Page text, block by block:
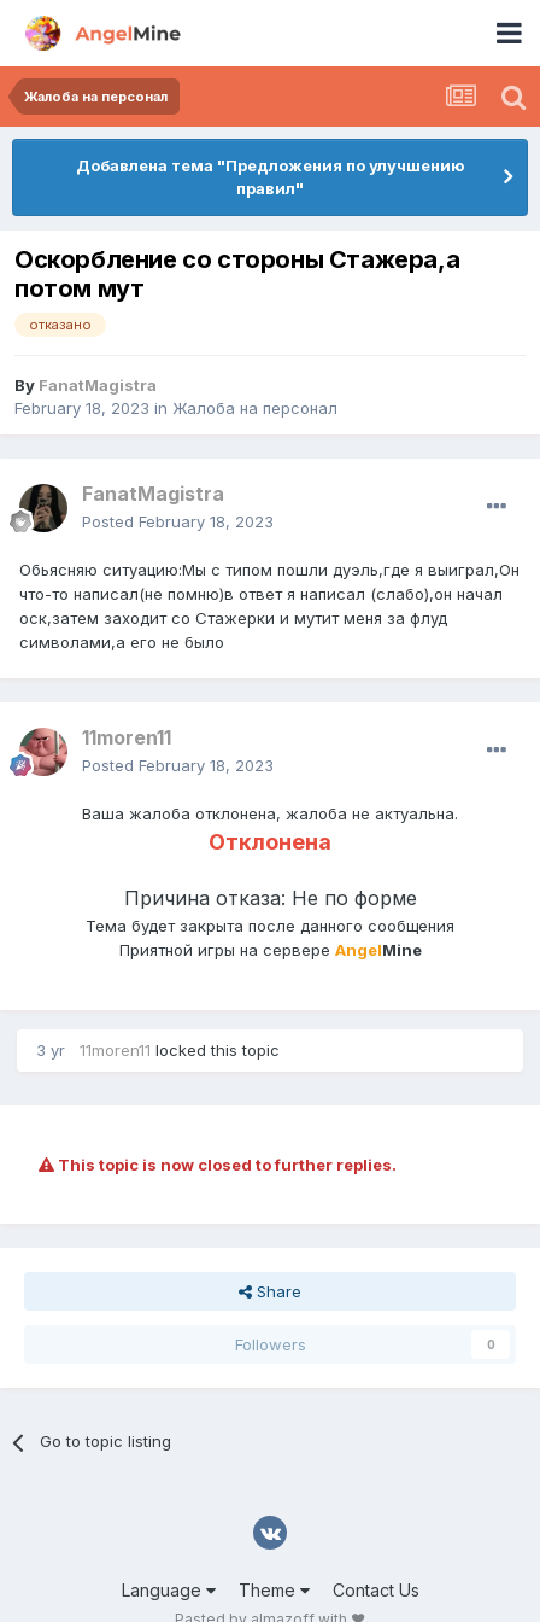
Жалоба на персонал
Добавлена тема "Предложения по улучшению
правил"
Оскорбление со стороны Стажера,а
потом мут
отказано
By FanatMagistra
February 18, 2023 in Жалоба на персонал
FanatMagistra
Posted February 18, 2023
Обьясняю ситуацию:Мы с типом пошли дуэль,где я выиграл,Он
что-то написал(не помню)в ответ я написал (слабо),он начал
оск,затем заходит со Стажерки и мутит меня за флуд
символами,а его не было
11moren11
Posted February 18, 2023
Ваша жалоба отклонена, жалоба не актуальна.
Отклонена
Причина отказа: Не по форме
Тема будет закрыта после данного сообщения
Приятной игры на сервере AngelMine
3 yr 11moren11 locked this topic
This topic is now closed to further replies.
Share
Followers 0
Go to topic listing
Language Theme Contact Us